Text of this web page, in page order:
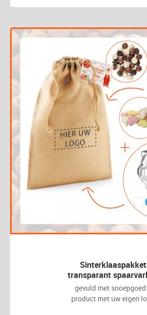
Sinterklaaspakket
transparant
gevuld met snoepgoed
product met uw eigen